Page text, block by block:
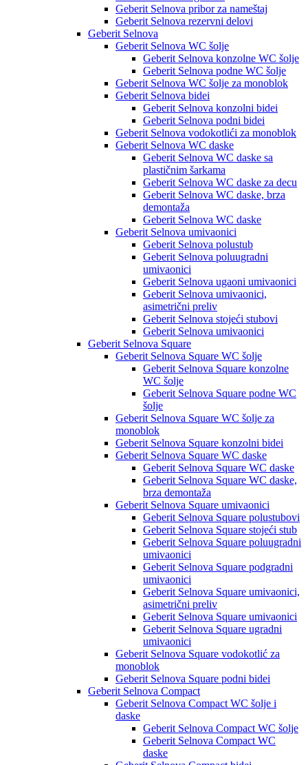
Geberit Selnova pribor za nameštaj
Geberit Selnova rezervni delovi
Geberit Selnova
Geberit Selnova WC šolje
Geberit Selnova konzolne WC šolje
Geberit Selnova podne WC šolje
Geberit Selnova WC šolje za monoblok
Geberit Selnova bidei
Geberit Selnova konzolni bidei
Geberit Selnova podni bidei
Geberit Selnova vodokotlići za monoblok
Geberit Selnova WC daske
Geberit Selnova WC daske sa
plastičnim šarkama
Geberit Selnova WC daske za decu
Geberit Selnova WC daske, brza
demontaža
Geberit Selnova WC daske
Geberit Selnova umivaonici
Geberit Selnova polustub
Geberit Selnova poluugradni
umivaonici
Geberit Selnova ugaoni umivaonici
Geberit Selnova umivaonici,
asimetrični preliv
Geberit Selnova stojeći stubovi
Geberit Selnova umivaonici
Geberit Selnova Square
Geberit Selnova Square WC šolje
Geberit Selnova Square konzolne
WC šolje
Geberit Selnova Square podne WC
šolje
Geberit Selnova Square WC šolje za
monoblok
Geberit Selnova Square konzolni bidei
Geberit Selnova Square WC daske
Geberit Selnova Square WC daske
Geberit Selnova Square WC daske,
brza demontaža
Geberit Selnova Square umivaonici
Geberit Selnova Square polustubovi
Geberit Selnova Square stojeći stub
Geberit Selnova Square poluugradni
umivaonici
Geberit Selnova Square podgradni
umivaonici
Geberit Selnova Square umivaonici,
asimetrični preliv
Geberit Selnova Square umivaonici
Geberit Selnova Square ugradni
umivaonici
Geberit Selnova Square vodokotlić za
monoblok
Geberit Selnova Square podni bidei
Geberit Selnova Compact
Geberit Selnova Compact WC šolje i
daske
Geberit Selnova Compact WC šolje
Geberit Selnova Compact WC
daske